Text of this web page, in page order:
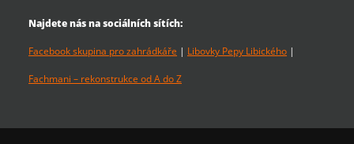
Najdete nás na sociálních sítích:
Facebook skupina pro zahrádkáře | Libovky Pepy Libického |
Fachmani – rekonstrukce od A do Z